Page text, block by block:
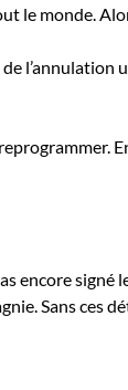
le monde.
encore
Sans ces